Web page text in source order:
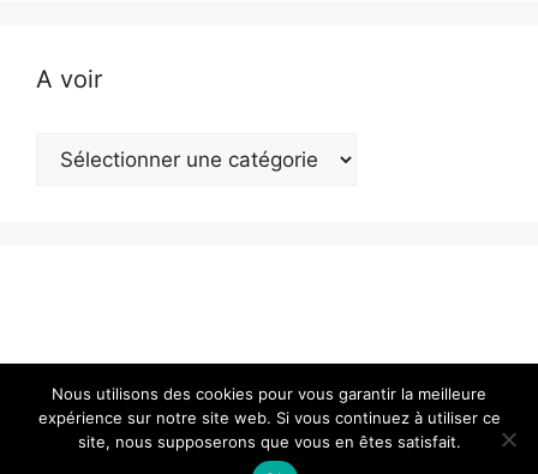
A voir
voir
© 2026 Actualité en Franche-Comté• Construit avec
Nous utilisons des cookies pour vous garantir la meilleure
expérience sur notre site web. Si vous continuez à utiliser ce
site, nous supposerons que vous en êtes satisfait.